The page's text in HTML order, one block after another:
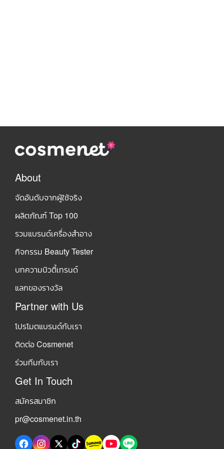
About
จัดอันดับจากผู้ใช้จริง
ผลิตภัณฑ์ Top 100
รวมแบรนด์เครื่องสำอาง
กิจกรรม Beauty Tester
บทความบิวตี้เทรนด์
แลกของรางวัล
Partner with Us
โปรโมตแบรนด์กับเรา
ติดต่อ Cosmenet
ร่วมทีมกับเรา
Get In Touch
สมัครสมาชิก
pr@cosmenet.in.th